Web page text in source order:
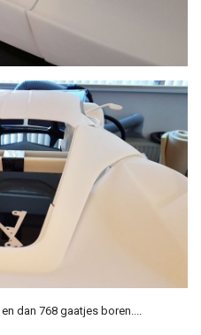
dan 768 gaatjes boren....